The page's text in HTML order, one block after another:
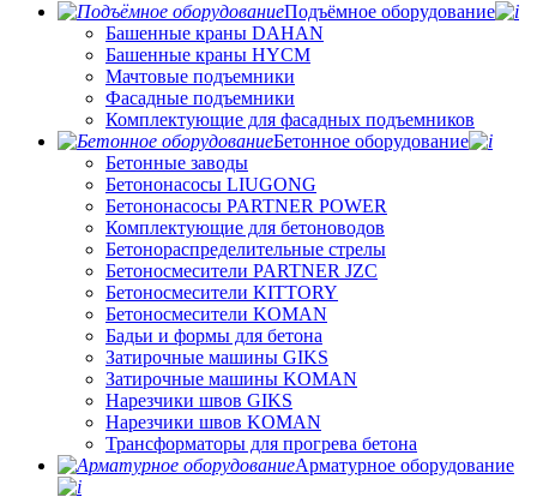
Подъёмное оборудование
Башенные краны DAHAN
Башенные краны HYCM
Мачтовые подъемники
Фасадные подъемники
Комплектующие для фасадных подъемников
Бетонное оборудование
Бетонные заводы
Бетононасосы LIUGONG
Бетононасосы PARTNER POWER
Комплектующие для бетоноводов
Бетонораспределительные стрелы
Бетоносмесители PARTNER JZC
Бетоносмесители KITTORY
Бетоносмесители KOMAN
Бадьи и формы для бетона
Затирочные машины GIKS
Затирочные машины KOMAN
Нарезчики швов GIKS
Нарезчики швов KOMAN
Трансформаторы для прогрева бетона
Арматурное оборудование